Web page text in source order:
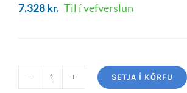
7.328kr. Til í vefverslun
SETJA Í KÖRFU